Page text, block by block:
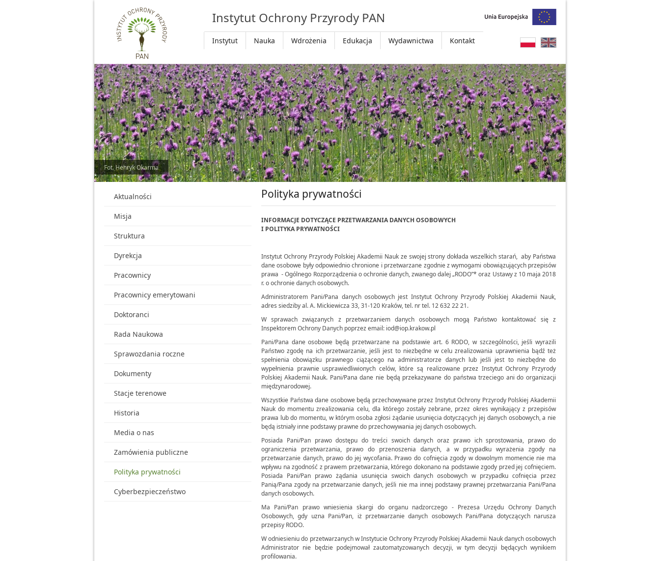
Przejdź do głównej treści
Instytut Ochrony Przyrody PAN
Instytut Nauka Wdrożenia Edukacja Wydawnictwa Kontakt
Fot. Henryk Okarma
Aktualności
Misja
Struktura
Dyrekcja
Pracownicy
Pracownicy emerytowani
Doktoranci
Rada Naukowa
Sprawozdania roczne
Dokumenty
Stacje terenowe
Historia
Media o nas
Zamówienia publiczne
Polityka prywatności
Cyberbezpieczeństwo
Polityka prywatności
INFORMACJE DOTYCZĄCE PRZETWARZANIA DANYCH OSOBOWYCH
I POLITYKA PRYWATNOŚCI
Instytut Ochrony Przyrody Polskiej Akademii Nauk ze swojej strony dokłada wszelkich starań, aby Państwa
dane osobowe były odpowiednio chronione i przetwarzane zgodnie z wymogami obowiązujących przepisów
prawa ­ - Ogólnego Rozporządzenia o ochronie danych, zwanego dalej „RODO”* oraz Ustawy z 10 maja 2018
r. o ochronie danych osobowych.
Administratorem Pani/Pana danych osobowych jest Instytut Ochrony Przyrody Polskiej Akademii Nauk,
adres siedziby al. A. Mickiewicza 33, 31-120 Kraków, tel. nr tel. 12 632 22 21.
W sprawach związanych z przetwarzaniem danych osobowych mogą Państwo kontaktować się z
Inspektorem Ochrony Danych poprzez email: iod@iop.krakow.pl
Pani/Pana dane osobowe będą przetwarzane na podstawie art. 6 RODO, w szczególności, jeśli wyrazili
Państwo zgodę na ich przetwarzanie, jeśli jest to niezbędne w celu zrealizowania uprawnienia bądź też
spełnienia obowiązku prawnego ciążącego na administratorze danych lub jeśli jest to niezbędne do
wypełnienia prawnie usprawiedliwionych celów, które są realizowane przez Instytut Ochrony Przyrody
Polskiej Akademii Nauk. Pani/Pana dane nie będą przekazywane do państwa trzeciego ani do organizacji
międzynarodowej.
Wszystkie Państwa dane osobowe będą przechowywane przez Instytut Ochrony Przyrody Polskiej Akademii
Nauk do momentu zrealizowania celu, dla którego zostały zebrane, przez okres wynikający z przepisów
prawa lub do momentu, w którym osoba zgłosi żądanie usunięcia dotyczących jej danych osobowych, a nie
będą istniały inne podstawy prawne do przechowywania jej danych osobowych.
Posiada Pani/Pan prawo dostępu do treści swoich danych oraz prawo ich sprostowania, prawo do
ograniczenia przetwarzania, prawo do przenoszenia danych, a w przypadku wyrażenia zgody na
przetwarzanie danych, prawo do jej wycofania. Prawo do cofnięcia zgody w dowolnym momencie nie ma
wpływu na zgodność z prawem przetwarzania, którego dokonano na podstawie zgody przed jej cofnięciem.
Posiada Pani/Pan prawo żądania usunięcia swoich danych osobowych w przypadku cofnięcia przez
Panią/Pana zgody na przetwarzanie danych, jeśli nie ma innej podstawy prawnej przetwarzania Pani/Pana
danych osobowych.
Ma Pani/Pan prawo wniesienia skargi do organu nadzorczego - Prezesa Urzędu Ochrony Danych
Osobowych, gdy uzna Pani/Pan, iż przetwarzanie danych osobowych Pani/Pana dotyczących narusza
przepisy RODO.
W odniesieniu do przetwarzanych w Instytucie Ochrony Przyrody Polskiej Akademii Nauk danych osobowych
Administrator nie będzie podejmował zautomatyzowanych decyzji, w tym decyzji będących wynikiem
profilowania.